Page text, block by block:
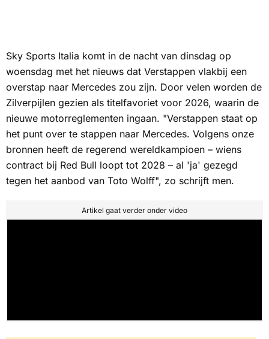
Sky Sports Italia komt in de nacht van dinsdag op
woensdag met het nieuws dat Verstappen vlakbij een
overstap naar Mercedes zou zijn. Door velen worden de
Zilverpijlen gezien als titelfavoriet voor 2026, waarin de
nieuwe motorreglementen ingaan. "Verstappen staat op
het punt over te stappen naar Mercedes. Volgens onze
bronnen heeft de regerend wereldkampioen – wiens
contract bij Red Bull loopt tot 2028 – al 'ja' gezegd
tegen het aanbod van Toto Wolff", zo schrijft men.
Artikel gaat verder onder video